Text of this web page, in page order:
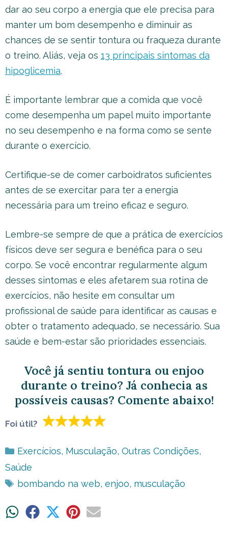
dar ao seu corpo a energia que ele precisa para
manter um bom desempenho e diminuir as
chances de se sentir tontura ou fraqueza durante
o treino. Aliás, veja os 13 principais sintomas da
hipoglicemia.
É importante lembrar que a comida que você
come desempenha um papel muito importante
no seu desempenho e na forma como se sente
durante o exercício.
Certifique-se de comer carboidratos suficientes
antes de se exercitar para ter a energia
necessária para um treino eficaz e seguro.
Lembre-se sempre de que a prática de exercícios
físicos deve ser segura e benéfica para o seu
corpo. Se você encontrar regularmente algum
desses sintomas e eles afetarem sua rotina de
exercícios, não hesite em consultar um
profissional de saúde para identificar as causas e
obter o tratamento adequado, se necessário. Sua
saúde e bem-estar são prioridades essenciais.
Você já sentiu tontura ou enjoo
durante o treino? Já conhecia as
possíveis causas? Comente abaixo!
Foi útil?
Categorias
Exercícios, Musculação, Outras Condições,
Saúde
Tags
bombando na web, enjoo, musculação
ShareShare ShareShareShare